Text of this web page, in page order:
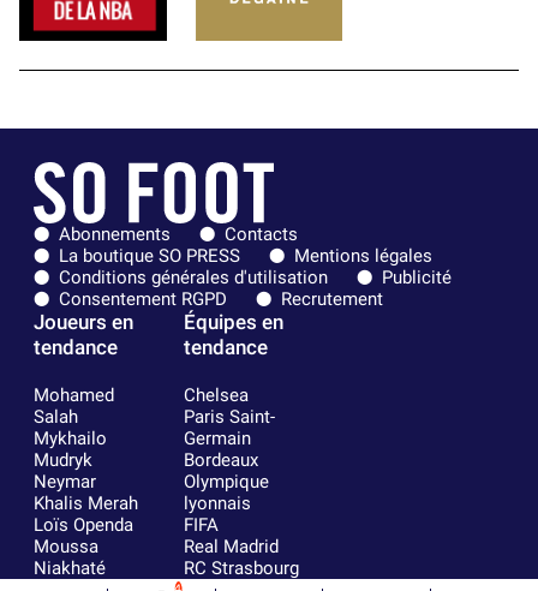
Abonnements
Contacts
La boutique SO PRESS
Mentions légales
Conditions générales d'utilisation
Publicité
Consentement RGPD
Recrutement
Joueurs en
tendance
Mohamed
Salah
Mykhailo
Mudryk
Neymar
Khalis Merah
Loïs Openda
Moussa
Niakhaté
Équipes en
tendance
Chelsea
Paris Saint-
Germain
Bordeaux
Olympique
lyonnais
FIFA
Real Madrid
RC Strasbourg